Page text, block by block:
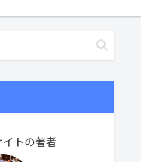
トの著者